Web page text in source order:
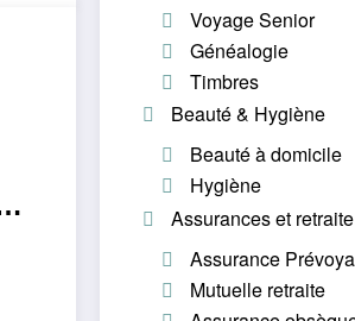
Voyage Senior
Généalogie
Timbres
Beauté & Hygiène
Beauté à domicile
Hygiène
Assurances et retraite
Assurance
Mutuelle retraite